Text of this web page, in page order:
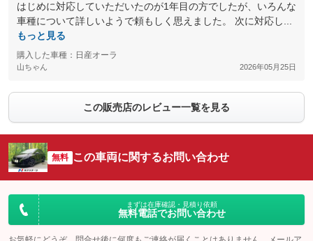
はじめに対応していただいたのが1年目の方でしたが、いろんな
車種について詳しいようで頼もしく思えました。 次に対応し...
もっと見る
購入した車種：日産オーラ
山ちゃん 2026年05月25日
この販売店のレビュー一覧を見る
無料 この車両に関するお問い合わせ
まずは在庫確認・見積り依頼
無料電話でお問い合わせ